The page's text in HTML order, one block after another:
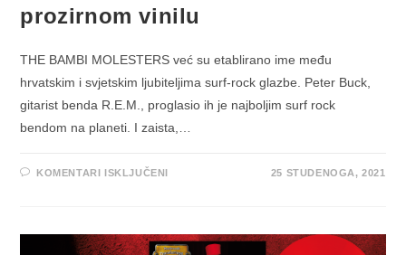
prozirnom vinilu
THE BAMBI MOLESTERS već su etablirano ime među
hrvatskim i svjetskim ljubiteljima surf-rock glazbe. Peter Buck,
gitarist benda R.E.M., proglasio ih je najboljim surf rock
bendom na planeti. I zaista,…
KOMENTARI ISKLJUČENI
THE
BAMBI
25 STUDENOGA, 2021